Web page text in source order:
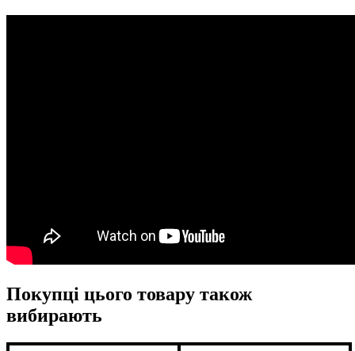
Покупці цього товару також
вибирають